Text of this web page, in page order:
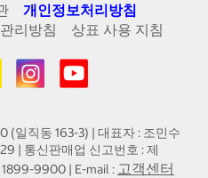
개인정보처리방침
리방침
상표 사용 지침
(일직동 163-3) | 대표자 : 조민수
| 통신판매업 신고번호 : 제
9900 | E-mail : 고객센터